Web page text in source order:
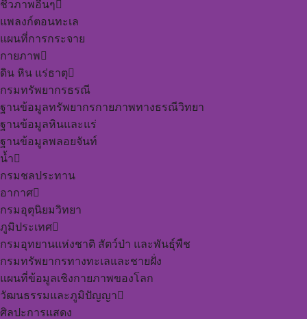
ชีวภาพอื่นๆ
แพลงก์ตอนทะเล
แผนที่การกระจาย
กายภาพ
ดิน หิน แร่ธาตุ
กรมทรัพยากรธรณี
ฐานข้อมูลทรัพยากรกายภาพทางธรณีวิทยา
ฐานข้อมูลหินและแร่
ฐานข้อมูลพลอยจันท์
น้ำ
กรมชลประทาน
อากาศ
กรมอุตุนิยมวิทยา
ภูมิประเทศ
กรมอุทยานแห่งชาติ สัตว์ป่า และพันธุ์พืช
กรมทรัพยากรทางทะเลและชายฝั่ง
แผนที่ข้อมูลเชิงกายภาพของโลก
วัฒนธรรมและภูมิปัญญา
ศิลปะการแสดง